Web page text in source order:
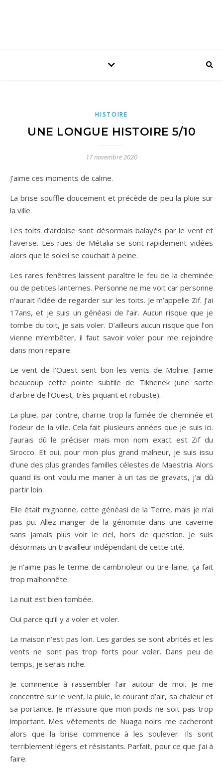
HISTOIRE
UNE LONGUE HISTOIRE 5/10
17 novembre 2020
J’aime ces moments de calme.
La brise souffle doucement et précède de peu la pluie sur
la ville.
Les toits d’ardoise sont désormais balayés par le vent et
l’averse. Les rues de Métalia se sont rapidement vidées
alors que le soleil se couchait à peine.
Les rares fenêtres laissent paraître le feu de la cheminée
ou de petites lanternes. Personne ne me voit car personne
n’aurait l’idée de regarder sur les toits. Je m’appelle Zif. J’ai
17ans, et je suis un généasi de l’air. Aucun risque que je
tombe du toit, je sais voler. D’ailleurs aucun risque que l’on
vienne m’embêter, il faut savoir voler pour me rejoindre
dans mon repaire.
Le vent de l’Ouest sent bon les vents de Molnie. J’aime
beaucoup cette pointe subtile de Tikhenek (une sorte
d’arbre de l’Ouest, très piquant et robuste).
La pluie, par contre, charrie trop la fumée de cheminée et
l’odeur de la ville. Cela fait plusieurs années que je suis ici.
J’aurais dû le préciser mais mon nom exact est Zif du
Sirocco. Et oui, pour mon plus grand malheur, je suis issu
d’une des plus grandes familles célestes de Maestria. Alors
quand ils ont voulu me marier à un tas de gravats, j’ai dû
partir loin.
Elle était mignonne, cette généasi de la Terre, mais je n’ai
pas pu. Allez manger de la génomite dans une caverne
sans jamais plus voir le ciel, hors de question. Je suis
désormais un travailleur indépendant de cette cité.
Je n’aime pas le terme de cambrioleur ou tire-laine, ça fait
trop malhonnête.
La nuit est bien tombée.
Oui parce qu’il y a voler et voler.
La maison n’est pas loin. Les gardes se sont abrités et les
vents ne sont pas trop forts pour voler. Dans peu de
temps, je serais riche.
Je commence à rassembler l’air autour de moi. Je me
concentre sur le vent, la pluie, le courant d’air, sa chaleur et
sa portance. Je m’assure que mon poids ne soit pas trop
important. Mes vêtements de Nuaga noirs me cacheront
alors que la brise commence à les soulever. Ils sont
terriblement légers et résistants. Parfait, pour ce que j’ai à
faire.